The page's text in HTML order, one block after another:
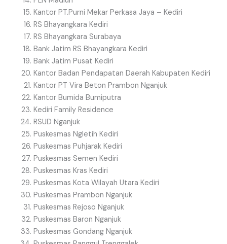
Kantor PT.Purni Mekar Perkasa Jaya – Kediri
RS Bhayangkara Kediri
RS Bhayangkara Surabaya
Bank Jatim RS Bhayangkara Kediri
Bank Jatim Pusat Kediri
Kantor Badan Pendapatan Daerah Kabupaten Kediri
Kantor PT Vira Beton Prambon Nganjuk
Kantor Bumida Bumiputra
Kediri Family Residence
RSUD Nganjuk
Puskesmas Ngletih Kediri
Puskesmas Puhjarak Kediri
Puskesmas Semen Kediri
Puskesmas Kras Kediri
Puskesmas Kota Wilayah Utara Kediri
Puskesmas Prambon Nganjuk
Puskesmas Rejoso Nganjuk
Puskesmas Baron Nganjuk
Puskesmas Gondang Nganjuk